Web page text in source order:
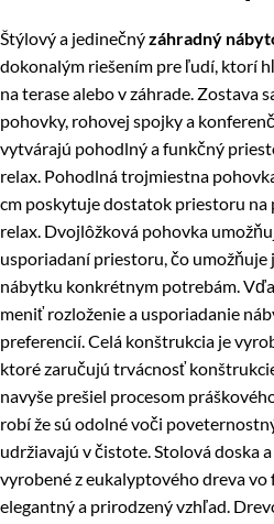
Štýlový a jedinečnýzáhradný
dokonalým riešením pre ľudí, ktorí
na terase alebo v záhrade. Zostava
pohovky, rohovej spojky a
vytvárajú pohodlný a funkčný
relax. Pohodlná trojmiestna
cm poskytuje dostatok priestoru na
relax. Dvojlôžková pohovka
usporiadaní priestoru, čo
nábytku konkrétnym potrebám.
meniť rozloženie a usporiadanie
preferencií. Celá konštrukcia je
ktoré zaručujú trvácnosť
navyše prešiel procesom
robí že sú odolné voči
udržiavajú v čistote. Stolová doska
vyrobené z eukalyptového dreva vo
elegantný a prirodzený vzhľad.